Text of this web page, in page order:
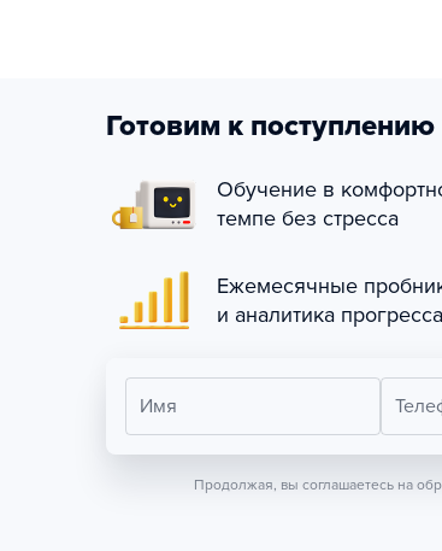
Готовим к
Обучение в
темпе без стресса
Ежемесячные
и аналитика прогресса
Имя
Продолжая, вы соглашаетесь на